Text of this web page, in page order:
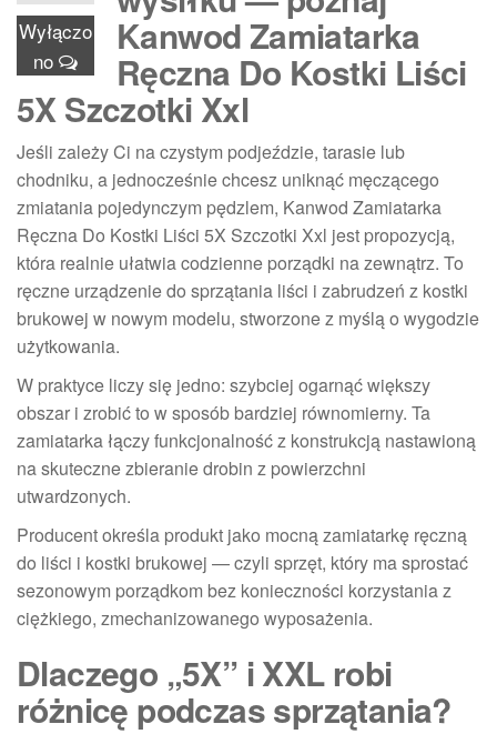
Wyłączo
no
Kanwod Zamiatarka
Ręczna Do Kostki Liści
5X Szczotki Xxl
Jeśli zależy Ci na czystym podjeździe, tarasie lub
chodniku, a jednocześnie chcesz uniknąć męczącego
zmiatania pojedynczym pędzlem, Kanwod Zamiatarka
Ręczna Do Kostki Liści 5X Szczotki Xxl jest propozycją,
która realnie ułatwia codzienne porządki na zewnątrz. To
ręczne urządzenie do sprzątania liści i zabrudzeń z kostki
brukowej w nowym modelu, stworzone z myślą o wygodzie
użytkowania.
W praktyce liczy się jedno: szybciej ogarnąć większy
obszar i zrobić to w sposób bardziej równomierny. Ta
zamiatarka łączy funkcjonalność z konstrukcją nastawioną
na skuteczne zbieranie drobin z powierzchni
utwardzonych.
Producent określa produkt jako mocną zamiatarkę ręczną
do liści i kostki brukowej — czyli sprzęt, który ma sprostać
sezonowym porządkom bez konieczności korzystania z
ciężkiego, zmechanizowanego wyposażenia.
Dlaczego „5X” i XXL robi
różnicę podczas sprzątania?